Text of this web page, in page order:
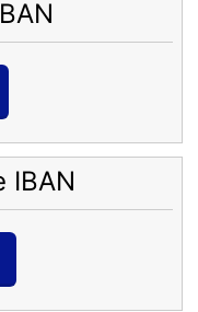
IBAN